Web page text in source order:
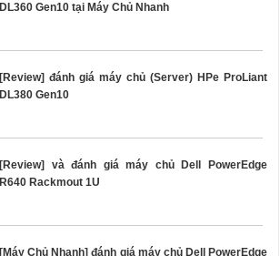
DL360 Gen10 tại Máy Chủ Nhanh
[Review] đánh giá máy chủ (Server) HPe ProLiant
DL380 Gen10
[Review] và đánh giá máy chủ Dell PowerEdge
R640 Rackmout 1U
[Máy Chủ Nhanh] đánh giá máy chủ Dell PowerEdge